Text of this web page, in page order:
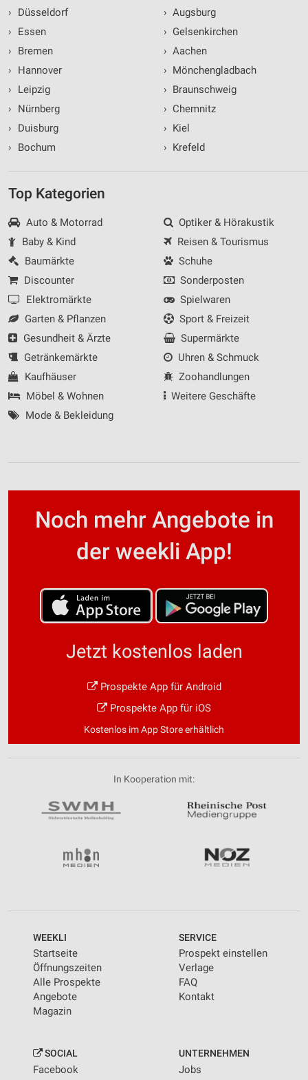
›
Düsseldorf
›
Essen
›
Bremen
›
Hannover
›
Leipzig
›
Nürnberg
›
Duisburg
›
Bochum
› Augsburg
› Gelsenkirchen
› Aachen
› Mönchengladbach
› Braunschweig
› Chemnitz
› Kiel
› Krefeld
Top Kategorien
Auto & Motorrad
Baby & Kind
Baumärkte
Discounter
Elektromärkte
Garten & Pflanzen
Gesundheit & Ärzte
Getränkemärkte
Kaufhäuser
Möbel & Wohnen
Mode & Bekleidung
Optiker & Hörakustik
Reisen & Tourismus
Schuhe
Sonderposten
Spielwaren
Sport & Freizeit
Supermärkte
Uhren & Schmuck
Zoohandlungen
Weitere Geschäfte
Noch mehr Angebote in
der weekli App!
Jetzt kostenlos laden
Prospekte App für Android
Prospekte App für iOS
Kostenlos im App Store erhältlich
In Kooperation mit:
WEEKLI
Startseite
Öffnungszeiten
Alle Prospekte
Angebote
Magazin
SERVICE
Prospekt einstellen
Verlage
FAQ
Kontakt
SOCIAL
Facebook
UNTERNEHMEN
Jobs